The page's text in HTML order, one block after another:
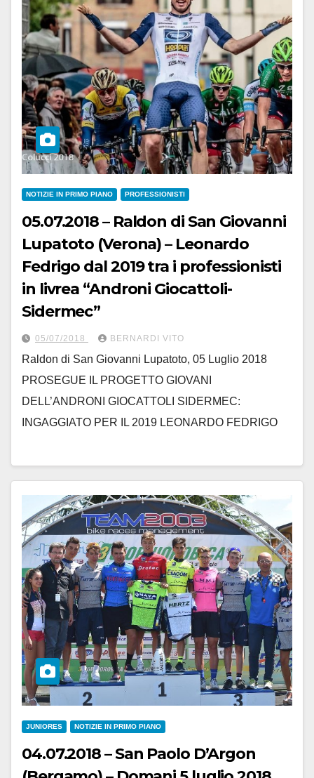
NOTIZIE IN PRIMO PIANO PROFESSIONISTI
05.07.2018 – Raldon di San Giovanni
Lupatoto (Verona) – Leonardo
Fedrigo dal 2019 tra i professionisti
in livrea “Androni Giocattoli-
Sidermec”
05/07/2018 BERNARDI VITO
Raldon di San Giovanni Lupatoto, 05 Luglio 2018
PROSEGUE IL PROGETTO GIOVANI
DELL’ANDRONI GIOCATTOLI SIDERMEC:
INGAGGIATO PER IL 2019 LEONARDO FEDRIGO
JUNIORES NOTIZIE IN PRIMO PIANO
04.07.2018 – San Paolo D’Argon